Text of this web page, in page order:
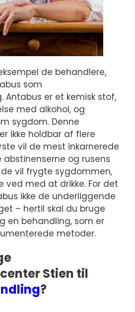
de behandlere,
som
Antabus er et kemisk stof,
med alkohol, og
sygdom. Denne
ikke holdbar af flere
vil de mest inkarnerede
abstinenserne og rusens
vil frygte sygdommen,
ved med at drikke. For det
ikke de underliggende
– hertil skal du bruge
en behandling, som er
metoder.
Stien til
?